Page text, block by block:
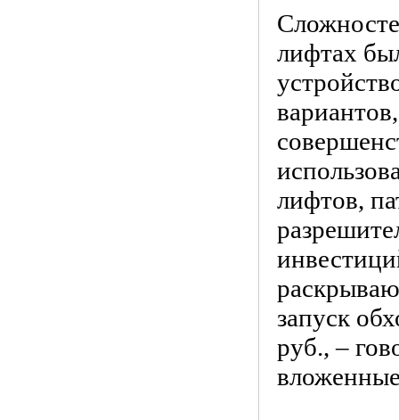
лифтах
лифтов,
запуск
руб., –